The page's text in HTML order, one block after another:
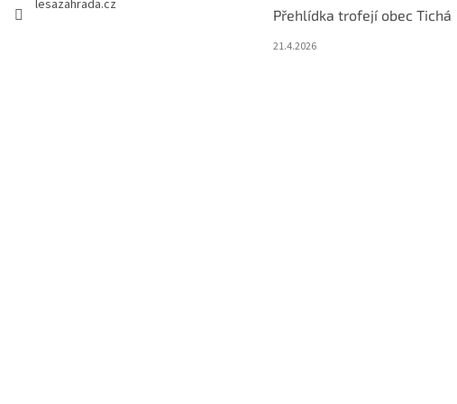
lesazahrada.cz
Přehlídka trofejí obec Tichá
21.4.2026